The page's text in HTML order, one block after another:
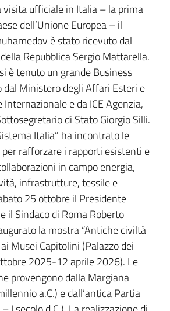
visita ufficiale in Italia – la prima
dell’Unione Europea – il
è stato ricevuto dal
Repubblica Sergio Mattarella.
è tenuto un grande Business
dal Ministero degli Affari Esteri e
Internazionale e da ICE Agenzia,
di Stato Giorgio Silli.
Italia” ha incontrato le
rafforzare i rapporti esistenti e
in campo energia,
infrastrutture, tessile e
25 ottobre il Presidente
il Sindaco di Roma Roberto
la mostra “Antiche civiltà
Musei Capitolini (Palazzo dei
2025-12 aprile 2026). Le
provengono dalla Margiana
a.C.) e dall’antica Partia